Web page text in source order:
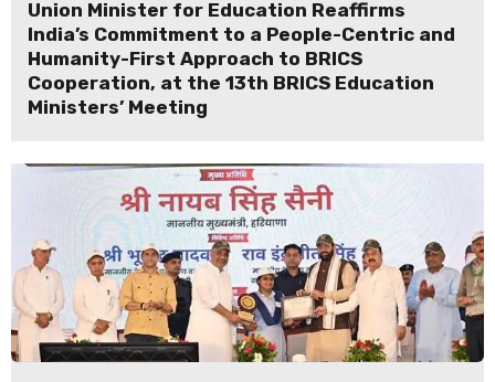
Union Minister for Education Reaffirms
India’s Commitment to a People-Centric and
Humanity-First Approach to BRICS
Cooperation, at the 13th BRICS Education
Ministers’ Meeting